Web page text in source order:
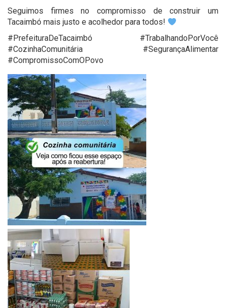
Seguimos firmes no compromisso de construir um
Tacaimbó mais justo e acolhedor para todos!
#PrefeituraDeTacaimbó #TrabalhandoPorVocê
#CozinhaComunitária #SegurançaAlimentar
#CompromissoComOPovo